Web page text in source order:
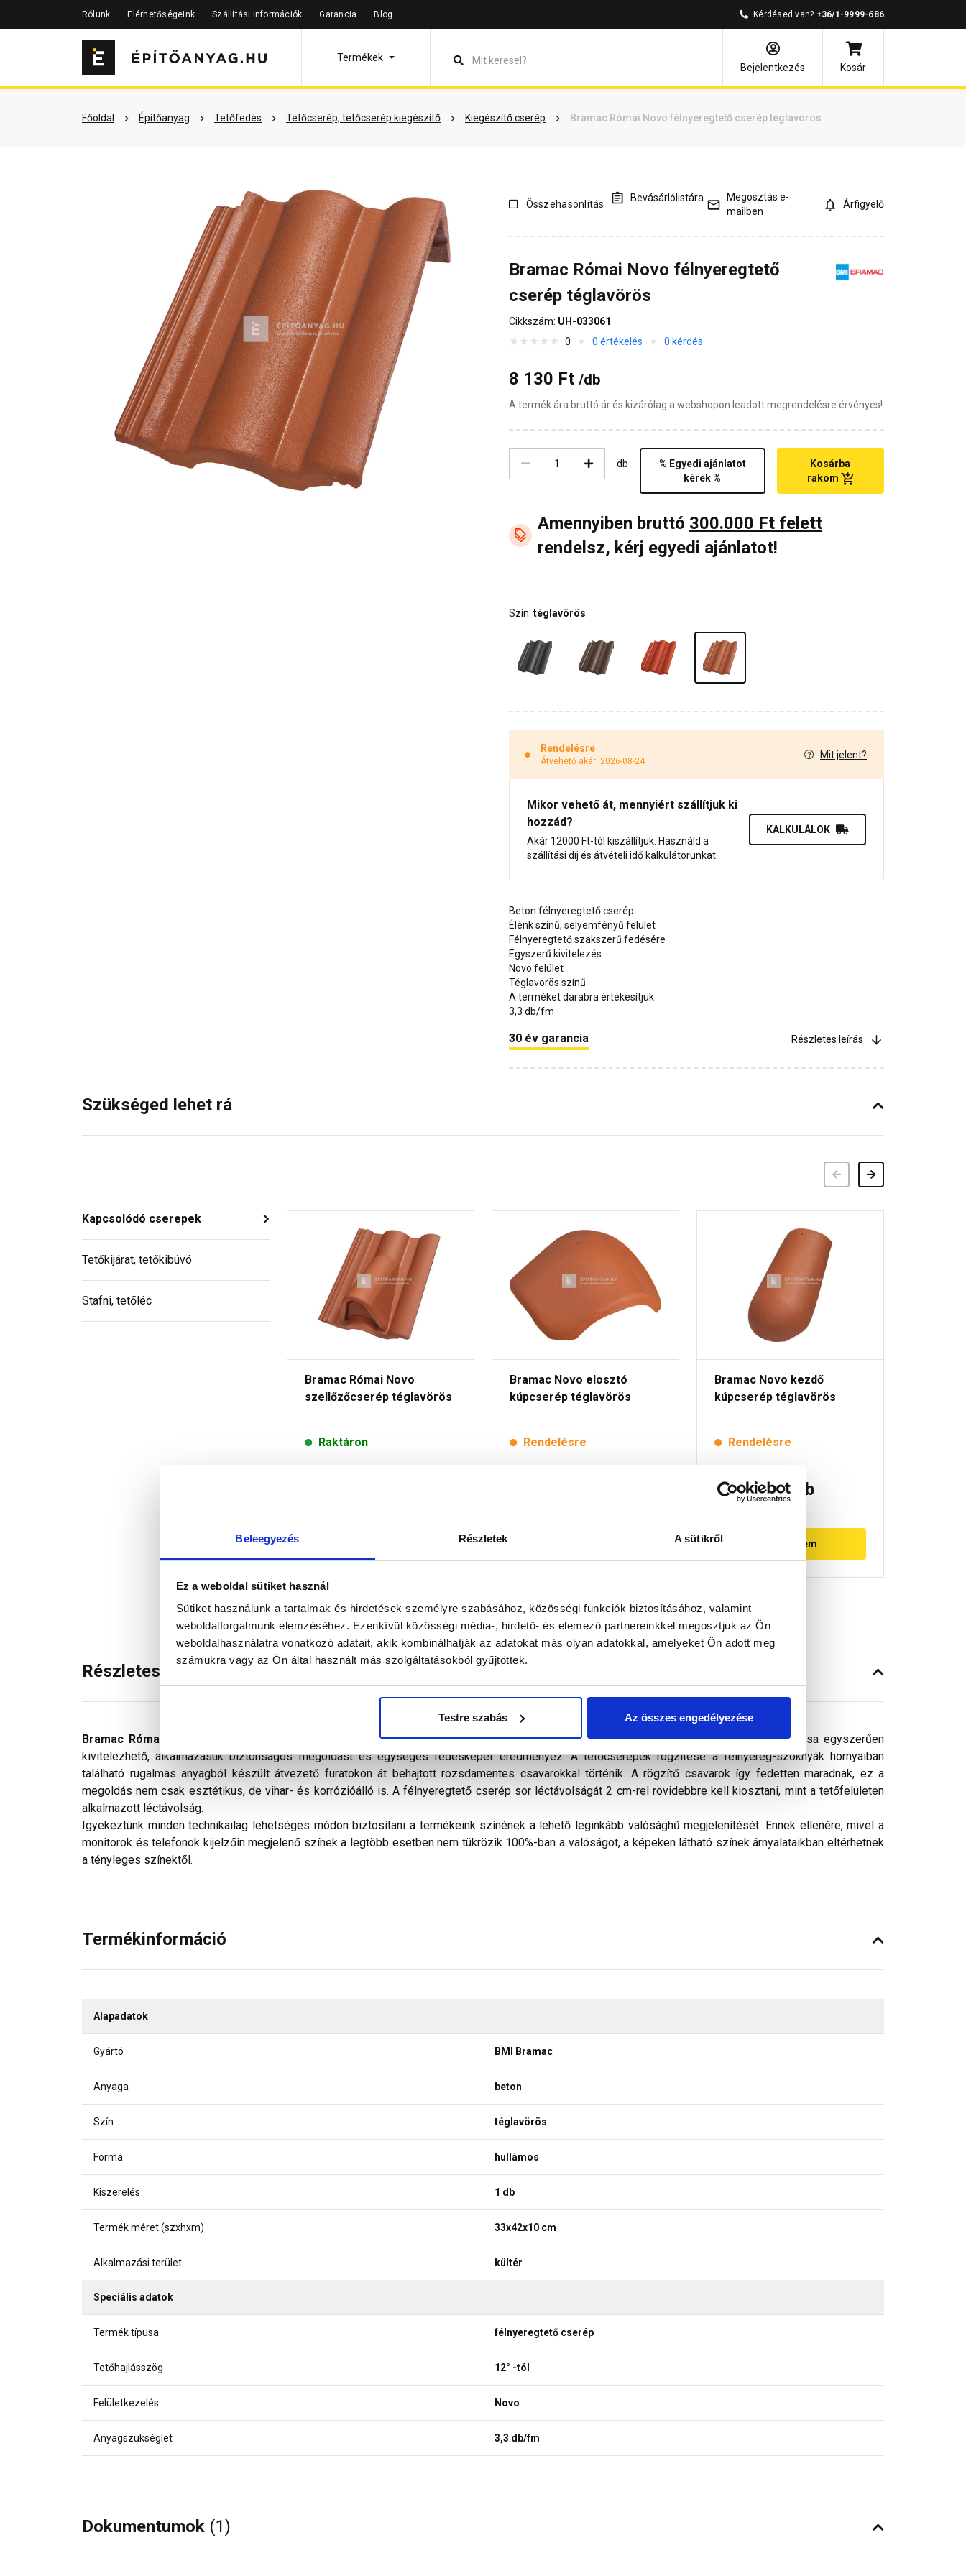
Beleegyezés Részletek A sütikről
Ez a weboldal sütiket használ
Sütiket használunk a tartalmak és hirdetések személyre szabásához, közösségi funkciók biztosításához, valamint
weboldalforgalmunk elemzéséhez. Ezenkívül közösségi média-, hirdető- és elemező partnereinkkel megosztjuk az Ön
weboldalhasználatra vonatkozó adatait, akik kombinálhatják az adatokat más olyan adatokkal, amelyeket Ön adott meg
számukra vagy az Ön által használt más szolgáltatásokból gyűjtöttek.
Testre szabás Az összes engedélyezése
Rólunk Elérhetőségeink Szállítási információk Garancia Blog Kérdésed van? +36/1-9999-686
Termékek
Bejelentkezés
Kosár
Főoldal Építőanyag Tetőfedés Tetőcserép, tetőcserép kiegészítő Kiegészítő cserép Bramac Római Novo félnyeregtető cserép téglavörös
Szükséged lehet rá Részletes leírás Termékinformáció Dokumentumok Vásárlói vélemények Kérdések és válaszok
Összehasonlítás
Bevásárlólistára
Megosztás e-
mailben
Árfigyelő
Bramac Római Novo félnyeregtető
cserép téglavörös
Cikkszám: UH-033061
0
0 értékelés 0 kérdés
8 130 Ft /db
A termék ára bruttó ár és kizárólag a webshopon leadott megrendelésre érvényes!
db
% Egyedi ajánlatot
kérek %
Kosárba
rakom
Amennyiben bruttó 300.000 Ft felett
rendelsz, kérj egyedi ajánlatot!
Szín: téglavörös
Rendelésre
Átvehető akár: 2026-08-24
Mit jelent?
Mikor vehető át, mennyiért szállítjuk ki
hozzád?
Akár 12000 Ft-tól kiszállítjuk. Használd a
szállítási díj és átvételi idő kalkulátorunkat.
KALKULÁLOK
Beton félnyeregtető cserép
Élénk színű, selyemfényű felület
Félnyeregtető szakszerű fedésére
Egyszerű kivitelezés
Novo felület
Téglavörös színű
A terméket darabra értékesítjük
3,3 db/fm
30 év garancia Részletes leírás
Szükséged lehet rá
Kapcsolódó cserepek
Tetőkijárat, tetőkibúvó
Stafni, tetőléc
Előző Következő
Bramac Római Novo
szellőzőcserép téglavörös
Raktáron
Bramac Novo elosztó
kúpcserép téglavörös
Rendelésre
Bramac Novo kezdő
kúpcserép téglavörös
Rendelésre
5 135 Ft/ db
Megnézem
Részletes leírás
Bramac Római Novo félnyeregtető cserép
. A félnyeregtetők fedéséhez ajánlható idomcserepek, melyekkel a félnyereg-gerinc kialakítása egyszerűen
kivitelezhető, alkalmazásuk biztonságos megoldást és egységes fedésképet eredményez. A tetőcserepek rögzítése a félnyereg-szoknyák hornyaiban
található rugalmas anyagból készült átvezető furatokon át behajtott rozsdamentes csavarokkal történik. A rögzítő csavarok így fedetten maradnak, ez a
megoldás nem csak esztétikus, de vihar- és korrózióálló is. A félnyeregtető cserép sor léctávolságát 2 cm-rel rövidebbre kell kiosztani, mint a tetőfelületen
alkalmazott léctávolság.
Igyekeztünk minden technikailag lehetséges módon biztosítani a termékeink színének a lehető leginkább valósághű megjelenítését. Ennek ellenére, mivel a
monitorok és telefonok kijelzőin megjelenő színek a legtöbb esetben nem tükrözik 100%-ban a valóságot, a képeken látható színek árnyalataikban eltérhetnek
a tényleges színektől.
Termékinformáció
Alapadatok
Gyártó BMI Bramac
Anyaga beton
Szín téglavörös
Forma hullámos
Kiszerelés 1 db
Termék méret (szxhxm) 33x42x10 cm
Alkalmazási terület kültér
Speciális adatok
Termék típusa félnyeregtető cserép
Tetőhajlásszög 12° -tól
Felületkezelés Novo
Anyagszükséglet 3,3 db/fm
Dokumentumok (1)